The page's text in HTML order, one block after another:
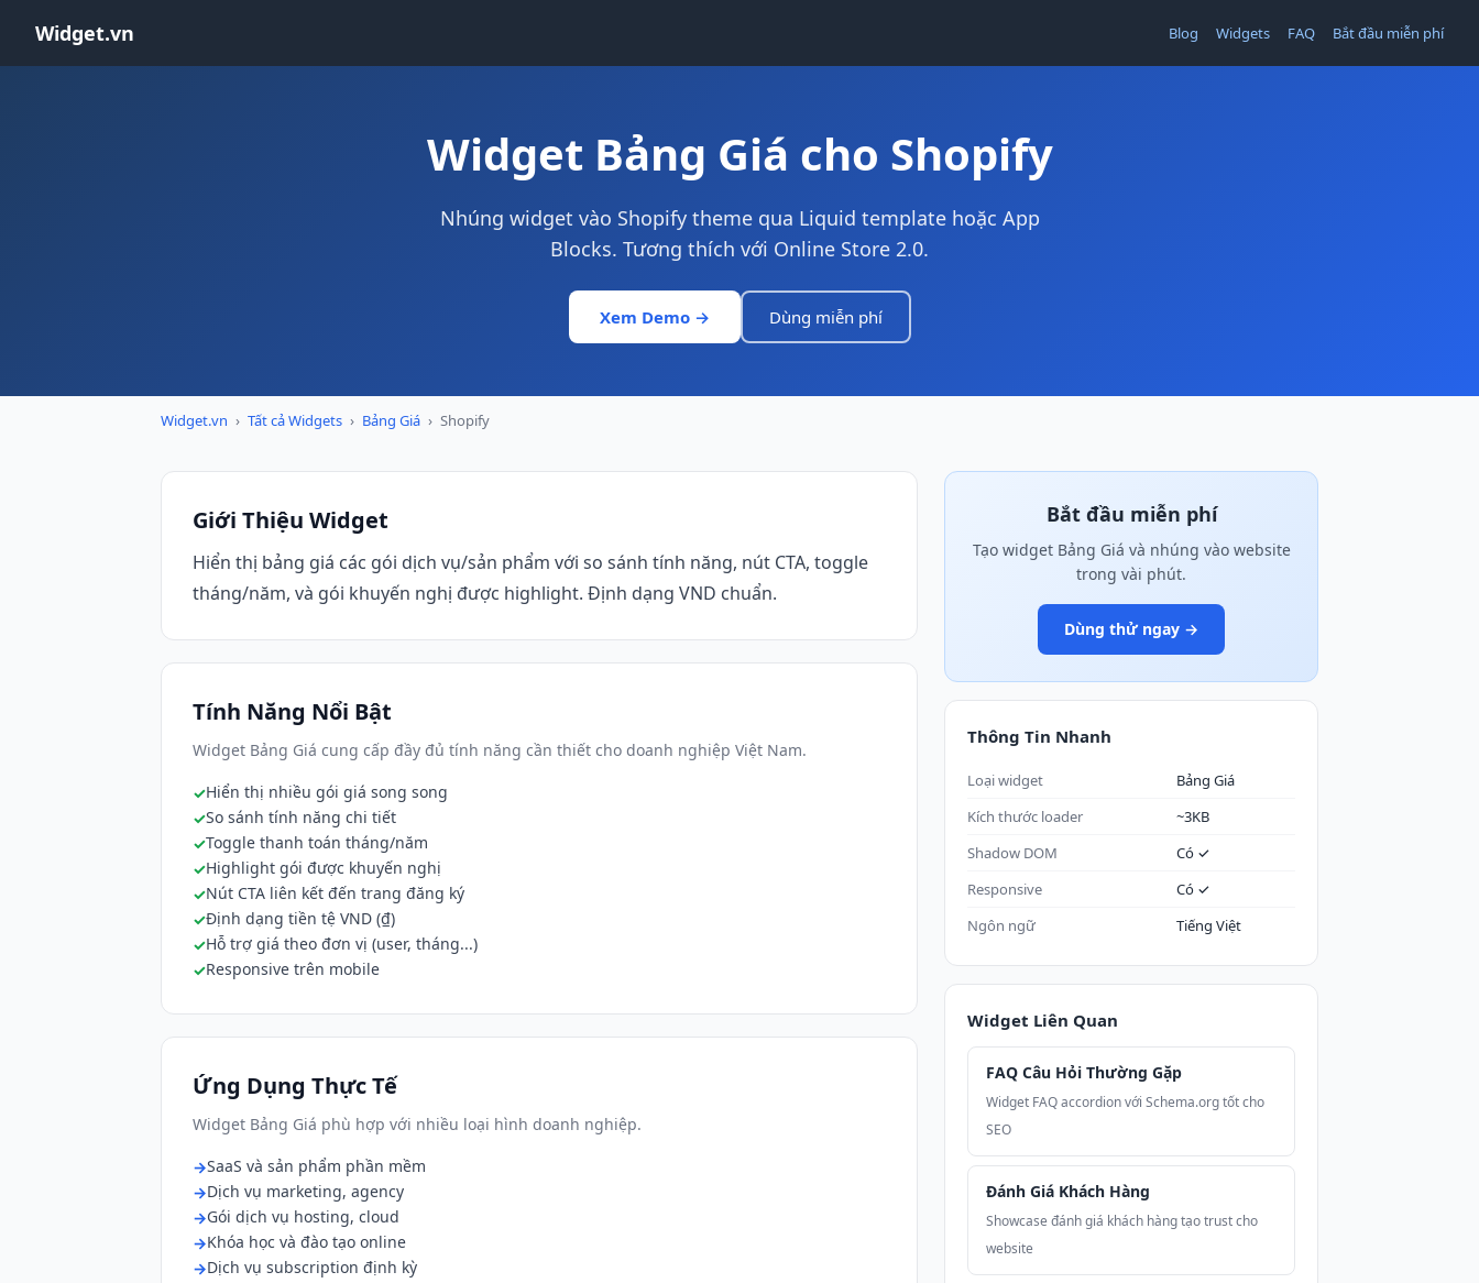
Widget.vn Blog Widgets FAQ Bắt đầu miễn phí
Widget Bảng Giá cho Shopify
Nhúng widget vào Shopify theme qua Liquid template hoặc App
Blocks. Tương thích với Online Store 2.0.
Xem Demo → Dùng miễn phí
Widget.vn › Tất cả Widgets › Bảng Giá › Shopify
Giới Thiệu Widget
Hiển thị bảng giá các gói dịch vụ/sản phẩm với so sánh tính năng, nút CTA, toggle
tháng/năm, và gói khuyến nghị được highlight. Định dạng VND chuẩn.
Tính Năng Nổi Bật
Widget Bảng Giá cung cấp đầy đủ tính năng cần thiết cho doanh nghiệp Việt Nam.
Hiển thị nhiều gói giá song song
So sánh tính năng chi tiết
Toggle thanh toán tháng/năm
Highlight gói được khuyến nghị
Nút CTA liên kết đến trang đăng ký
Định dạng tiền tệ VND (₫)
Hỗ trợ giá theo đơn vị (user, tháng...)
Responsive trên mobile
Ứng Dụng Thực Tế
Widget Bảng Giá phù hợp với nhiều loại hình doanh nghiệp.
SaaS và sản phẩm phần mềm
Dịch vụ marketing, agency
Gói dịch vụ hosting, cloud
Khóa học và đào tạo online
Dịch vụ subscription định kỳ
Bắt đầu miễn phí
Tạo widget Bảng Giá và nhúng vào website
trong vài phút.
Dùng thử ngay →
Thông Tin Nhanh
Loại widget
Bảng Giá
Kích thước loader
~3KB
Shadow DOM
Có ✓
Responsive
Có ✓
Ngôn ngữ
Tiếng Việt
Widget Liên Quan
FAQ Câu Hỏi Thường Gặp
Widget FAQ accordion với Schema.org tốt cho
SEO
Đánh Giá Khách Hàng
Showcase đánh giá khách hàng tạo trust cho
website